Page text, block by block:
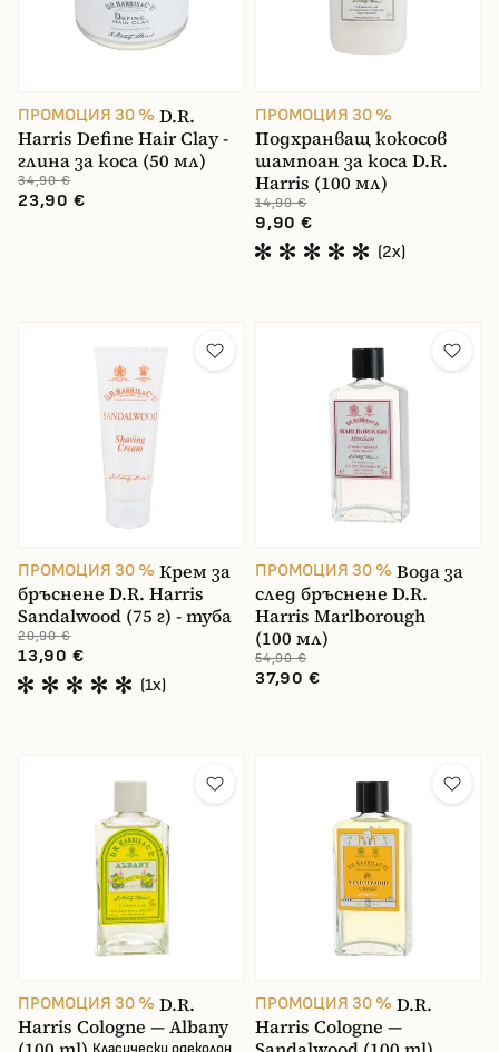
ПРОМОЦИЯ 30 % D.R.
Harris Define Hair Clay -
глина за коса (50 мл)
34,90 €
23,90 €
ПРОМОЦИЯ 30 %
Подхранващ кокосов
шампоан за коса D.R.
Harris (100 мл)
14,90 €
9,90 €
(2x)
ПРОМОЦИЯ 30 % Крем за
бръснене D.R. Harris
Sandalwood (75 г) - туба
20,90 €
13,90 €
(1x)
ПРОМОЦИЯ 30 % Вода за
след бръснене D.R.
Harris Marlborough
(100 мл)
54,90 €
37,90 €
ПРОМОЦИЯ 30 % D.R.
Harris Cologne — Albany
ПРОМОЦИЯ 30 % D.R.
Harris Cologne —